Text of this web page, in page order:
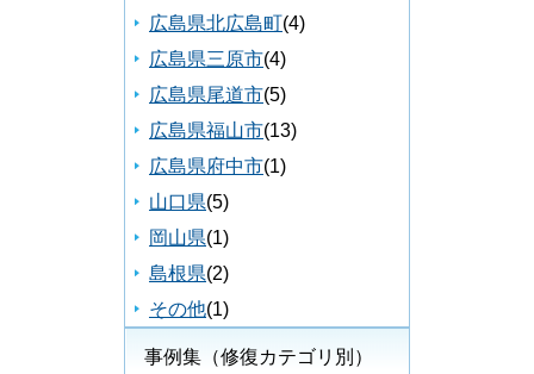
広島県北広島町(4)
広島県三原市(4)
広島県尾道市(5)
広島県福山市(13)
広島県府中市(1)
山口県(5)
岡山県(1)
島根県(2)
その他(1)
事例集（修復カテゴリ別）